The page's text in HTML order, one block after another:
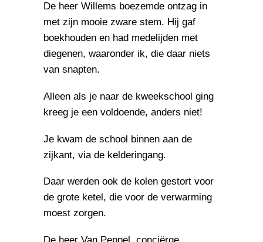
De heer Willems boezemde ontzag in
met zijn mooie zware stem. Hij gaf
boekhouden en had medelijden met
diegenen, waaronder ik, die daar niets
van snapten.
Alleen als je naar de kweekschool ging
kreeg je een voldoende, anders niet!
Je kwam de school binnen aan de
zijkant, via de kelderingang.
Daar werden ook de kolen gestort voor
de grote ketel, die voor de verwarming
moest zorgen.